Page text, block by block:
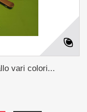
vari colori...